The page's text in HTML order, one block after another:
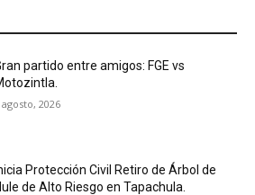
partido entre amigos: FGE vs
agosto, 2026
Protección Civil Retiro de Árbol de
de Alto Riesgo en Tapachula.